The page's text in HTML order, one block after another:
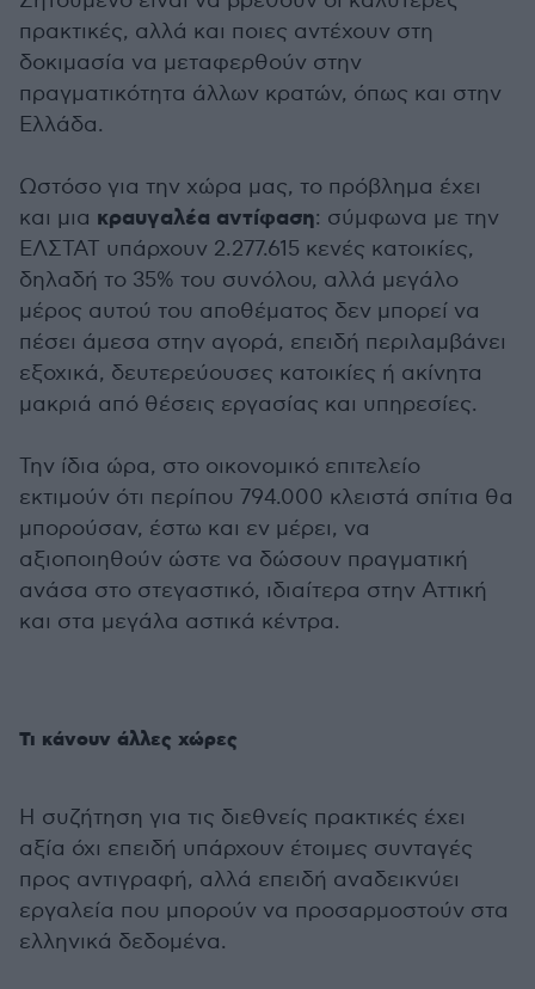
πρακτικές, αλλά και ποιες αντέχουν στη
δοκιμασία να μεταφερθούν στην
πραγματικότητα άλλων κρατών, όπως και στην
Ελλάδα.
Ωστόσο για την χώρα μας, το πρόβλημα έχει
και μια κραυγαλέα αντίφαση: σύμφωνα με την
ΕΛΣΤΑΤ υπάρχουν 2.277.615 κενές κατοικίες,
δηλαδή το 35% του συνόλου, αλλά μεγάλο
μέρος αυτού του αποθέματος δεν μπορεί να
πέσει άμεσα στην αγορά, επειδή περιλαμβάνει
εξοχικά, δευτερεύουσες κατοικίες ή ακίνητα
μακριά από θέσεις εργασίας και υπηρεσίες.
Την ίδια ώρα, στο οικονομικό επιτελείο
εκτιμούν ότι περίπου 794.000 κλειστά σπίτια θα
μπορούσαν, έστω και εν μέρει, να
αξιοποιηθούν ώστε να δώσουν πραγματική
ανάσα στο στεγαστικό, ιδιαίτερα στην Αττική
και στα μεγάλα αστικά κέντρα.
Τι κάνουν άλλες χώρες
Η συζήτηση για τις διεθνείς πρακτικές έχει
αξία όχι επειδή υπάρχουν έτοιμες συνταγές
προς αντιγραφή, αλλά επειδή αναδεικνύει
εργαλεία που μπορούν να προσαρμοστούν στα
ελληνικά δεδομένα.